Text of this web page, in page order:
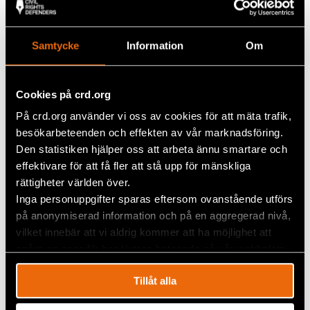
Samtycke Information Om
Cookies på crd.org
På crd.org använder vi oss av cookies för att mäta trafik,
besökarbeteenden och effekten av vår marknadsföring.
Den statistiken hjälper oss att arbeta ännu smartare och
effektivare för att få fler att stå upp för mänskliga
rättigheter världen över.
Inga personuppgifter sparas eftersom ovanstående utförs
på anonymiserad information och på en aggregerad nivå,
vilket innebär att vi aldrig kommer att ha möjlighet att
Tillåt alla
gärna kort om dig och varför du vill hjälpa oss
med överklagan.
Du kommer att behöva skriva en fullmakt åt
vi yrkar att beslutet ska upphävas.
Vi skickar in överklagan till förvaltningsrätten
i Linköping.
Överklagan måste lämnas in senast den 8 juli.
Hela processen kommer ske i nära samråd
med våra jurister. Kostnader för överklagan
kommer täckas av oss. För att få göra en
överklagan krävs att du har fyllt 18 år.
BACKA DEMOKRATIN
För dig som vill vara med och skydda Sveriges
demokrati.